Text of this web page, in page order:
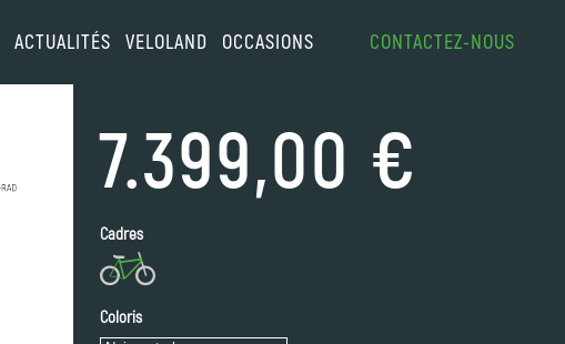
ACTUALITÉS VELOLAND OCCASIONS CONTACTEZ-NOUS
7.399,00 €
Cadres
Coloris